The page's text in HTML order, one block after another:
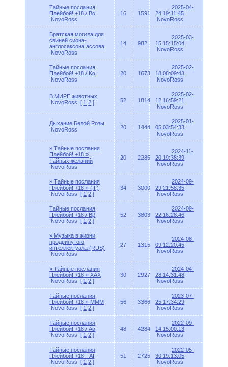
Тайные послания
Плейбой! +18 / Bα
NovoRoss
16 1591
2025-04-
24 19:11:45
NovoRoss
Братская могила для
свиней сиона-
англосаксона ассова
NovoRoss
14 982
2025-03-
15 15:15:04
NovoRoss
Тайные послания
Плейбой! +18 / Kα
NovoRoss
20 1673
2025-02-
18 08:09:43
NovoRoss
В МИРЕ животных
NovoRoss
[ 1 2 ] 52 1814
2025-02-
12 16:59:21
NovoRoss
Дыхание Белой Розы
NovoRoss
20 1444
2025-01-
05 03:54:33
NovoRoss
» Тайные послания
Плейбой! +18 »
Tайных желаний
NovoRoss
20 2285
2024-11-
20 19:38:39
NovoRoss
» Тайные послания
Плейбой! +18 » (III)
NovoRoss
[ 1 2 ]
34 3000
2024-09-
29 21:58:35
NovoRoss
Тайные послания
Плейбой! +18 / Ββ
NovoRoss
[ 1 2 ]
52 3803
2024-09-
22 16:28:46
NovoRoss
» Музыка в жизни
продвинутого
интеллектуала (RUS)
NovoRoss
27 1315
2024-08-
09 12:20:45
NovoRoss
» Тайные послания
Плейбой! +18 » XAX
NovoRoss
[ 1 2 ]
30 2927
2024-04-
28 14:31:48
NovoRoss
Тайные послания
Плейбой! +18 » MMM
NovoRoss
[ 1 2 ]
56 3366
2023-07-
25 17:34:29
NovoRoss
Тайные послания
Плейбой! +18 / Αα
NovoRoss
[ 1 2 ]
48 4284
2022-09-
14 15:00:13
NovoRoss
Тайные послания
Плейбой! +18 - AI
NovoRoss
[ 1 2 ]
51 2725
2022-05-
30 19:13:05
NovoRoss